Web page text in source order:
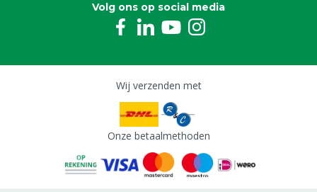
Volg ons op social media
Wij verzenden met
Onze betaalmethoden